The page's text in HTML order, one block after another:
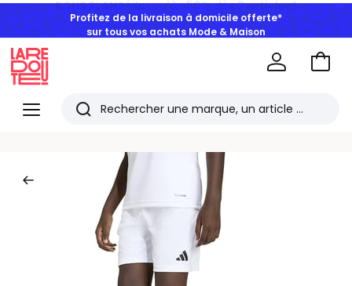
Profitez de la livraison à domicile offerte*
sur tous vos achats Mode & Maison
Menu
Redoute
Rechercher
derniers
articles
consultés
Aller